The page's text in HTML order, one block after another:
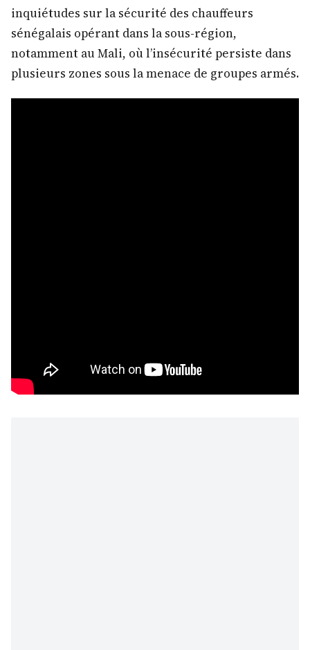
inquiétudes sur la sécurité des chauffeurs
sénégalais opérant dans la sous-région,
notamment au Mali, où l’insécurité persiste dans
plusieurs zones sous la menace de groupes armés.